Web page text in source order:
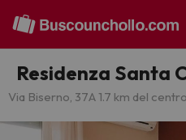
Residenza Santa
Via Biserno, 37A 1.7 km del